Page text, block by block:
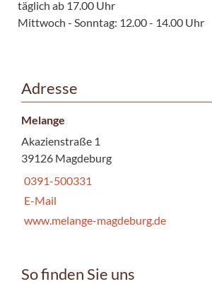
täglich ab 17.00 Uhr
Mittwoch - Sonntag: 12.00 - 14.00 Uhr
Adresse
Melange
Akazienstraße 1
39126 Magdeburg
0391-500331
E-Mail
www.melange-magdeburg.de
So finden Sie uns